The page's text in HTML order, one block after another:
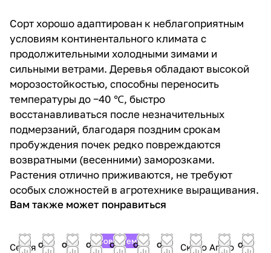
Сорт хорошо адаптирован к неблагоприятным
условиям континентального климата с
продолжительными холодными зимами и
сильными ветрами. Деревья обладают высокой
морозостойкостью, способны переносить
температуры до −40 ℃, быстро
восстанавливаться после незначительных
подмерзаний, благодаря поздним срокам
пробуждения почек редко повреждаются
возвратными (весенними) заморозками.
Растения отлично приживаются, не требуют
особых сложностей в агротехнике выращивания.
Вам также может понравиться
Сентя от
от
Советуем
от
от
от
от
Сказо Агато от